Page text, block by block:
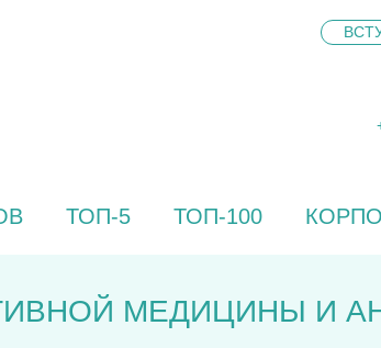
ТОП-5 ТОП-100
МЕДИЦИНЫ И